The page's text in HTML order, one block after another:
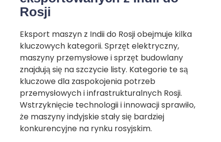
Rosji
Eksport maszyn z Indii do Rosji obejmuje kilka
kluczowych kategorii. Sprzęt elektryczny,
maszyny przemysłowe i sprzęt budowlany
znajdują się na szczycie listy. Kategorie te są
kluczowe dla zaspokojenia potrzeb
przemysłowych i infrastrukturalnych Rosji.
Wstrzyknięcie technologii i innowacji sprawiło,
że maszyny indyjskie stały się bardziej
konkurencyjne na rynku rosyjskim.